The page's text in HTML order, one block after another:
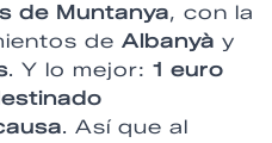
de Muntanya, con la
de Albanyà y
. Y lo mejor: 1 euro
. Así que al